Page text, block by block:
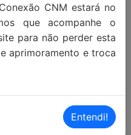
CNM estará no
que acompanhe o
para não perder esta
aprimoramento e troca
Entendi!